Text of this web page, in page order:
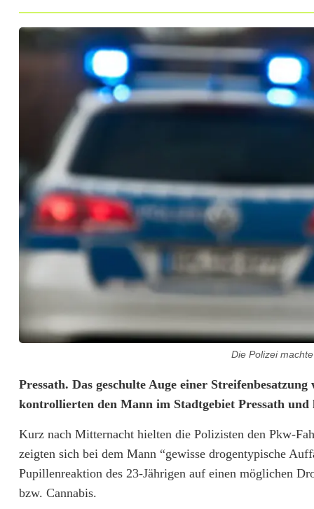
Die Polizei
U
n
t
e
r
Pressath. Das geschulte Auge einer
kontrollierten den Mann im Stadtgebiet Pressath
Kurz nach Mitternacht hielten die Polizisten den Pkw-
zeigten sich bei dem Mann “gewisse drogentypische
Pupillenreaktion des 23-Jährigen auf einen möglichen
bzw. Cannabis.